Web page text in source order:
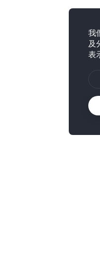
我
及
表